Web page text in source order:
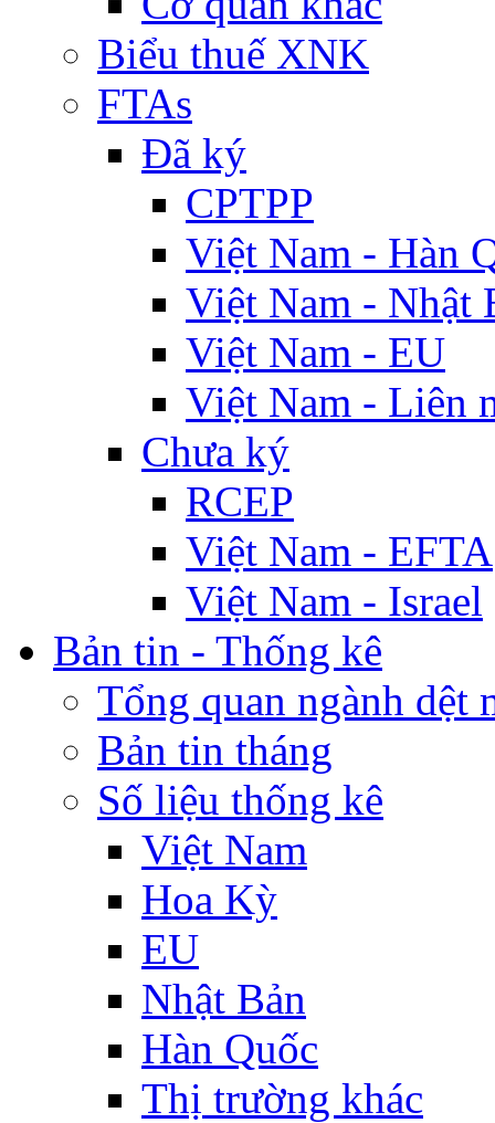
Biểu thuế XNK
FTAs
Đã ký
CPTPP
Việt Nam - Hàn
Việt Nam - Nhật
Việt Nam - EU
Việt Nam - Liên
Chưa ký
RCEP
Việt Nam - EFTA
Việt Nam - Israel
Bản tin - Thống kê
Tổng quan ngành dệt
Bản tin tháng
Số liệu thống kê
Việt Nam
Hoa Kỳ
EU
Nhật Bản
Hàn Quốc
Thị trường khác